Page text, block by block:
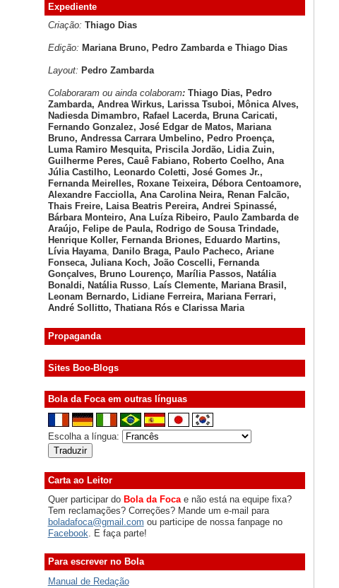
Expediente
Criação: Thiago Dias
Edição: Mariana Bruno, Pedro Zambarda e Thiago Dias
Layout: Pedro Zambarda
Colaboraram ou ainda colaboram: Thiago Dias, Pedro
Zambarda, Andrea Wirkus, Larissa Tsuboi, Mônica Alves,
Nadiesda Dimambro, Rafael Lacerda, Bruna Caricati,
Fernando Gonzalez, José Edgar de Matos, Mariana
Bruno, Andressa Carrara Umbelino, Pedro Proença,
Luma Ramiro Mesquita, Priscila Jordão, Lidia Zuin,
Guilherme Peres, Cauê Fabiano, Roberto Coelho, Ana
Júlia Castilho, Leonardo Coletti, José Gomes Jr.,
Fernanda Meirelles, Roxane Teixeira, Débora Centoamore,
Alexandre Facciolla, Ana Carolina Neira, Renan Falcão,
Thais Freire, Laisa Beatris Pereira, Andrei Spinassé,
Bárbara Monteiro, Ana Luíza Ribeiro, Paulo Zambarda de
Araújo, Felipe de Paula, Rodrigo de Sousa Trindade,
Henrique Koller, Fernanda Briones, Eduardo Martins,
Lívia Hayama, Danilo Braga, Paulo Pacheco, Ariane
Fonseca, Juliana Koch, João Coscelli, Fernanda
Gonçalves, Bruno Lourenço, Marília Passos, Natália
Bonaldi, Natália Russo, Laís Clemente, Mariana Brasil,
Leonam Bernardo, Lidiane Ferreira, Mariana Ferrari,
André Sollitto, Thatiana Rós e Clarissa Maria
Propaganda
Sites Boo-Blogs
Bola da Foca em outras línguas
Escolha a língua:
Carta ao Leitor
Quer participar do Bola da Focae não está na equipe fixa?
Tem reclamações? Correções? Mande um e-mail para
boladafoca@gmail.com ou participe de nossa fanpage no
Facebook . E faça parte!
Para escrever no Bola
Manual de Redação